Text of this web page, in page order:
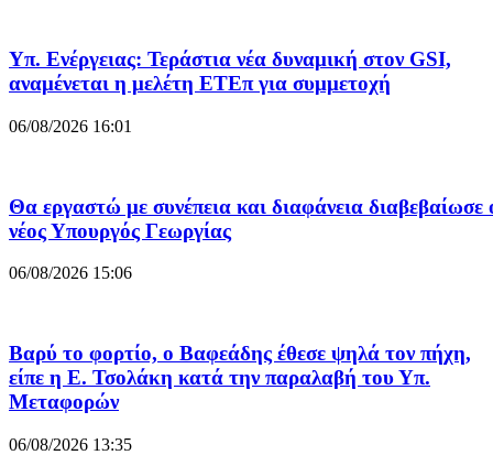
Υπ. Ενέργειας: Τεράστια νέα δυναμική στον GSI,
αναμένεται η μελέτη ΕΤΕπ για συμμετοχή
06/08/2026 16:01
Θα εργαστώ με συνέπεια και διαφάνεια διαβεβαίωσε
νέος Υπουργός Γεωργίας
06/08/2026 15:06
Βαρύ το φορτίο, ο Βαφεάδης έθεσε ψηλά τον πήχη,
είπε η Ε. Τσολάκη κατά την παραλαβή του Υπ.
Μεταφορών
06/08/2026 13:35